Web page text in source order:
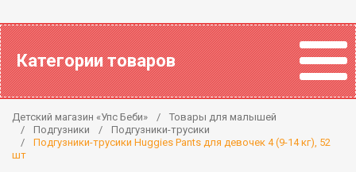
Категории товаров
Детский магазин «Упс Беби»
Товары для малышей
Подгузники
Подгузники-трусики
Подгузники-трусики Huggies Pants для девочек 4 (9-14 кг), 52
шт